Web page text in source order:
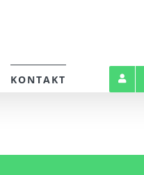
KONTAKT